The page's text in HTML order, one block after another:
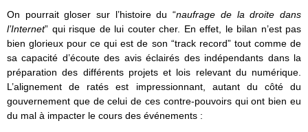
On pourrait gloser sur l’histoire du “naufrage de la droite dans
l’Internet” qui risque de lui couter cher. En effet, le bilan n’est pas
bien glorieux pour ce qui est de son “track record” tout comme de
sa capacité d’écoute des avis éclairés des indépendants dans la
préparation des différents projets et lois relevant du numérique.
L’alignement de ratés est impressionnant, autant du côté du
gouvernement que de celui de ces contre-pouvoirs qui ont bien eu
du mal à impacter le cours des événements :